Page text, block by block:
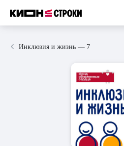
Инклюзия и жизнь — 7